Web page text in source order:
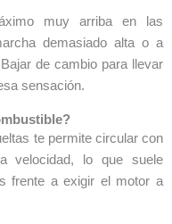
muy arriba en las
demasiado alta o a
de cambio para llevar
sensación.
te permite circular con
velocidad, lo que suele
frente a exigir el motor a